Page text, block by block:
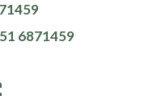
6871459